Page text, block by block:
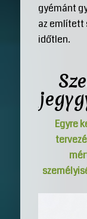
gyémánt
az említett
időtlen.
Egyre